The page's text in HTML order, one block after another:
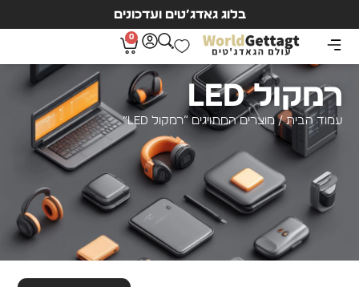
בלוג גאדג’טים ועדכונים
0
רמקול LED
עמוד הבית/ מוצרים המתויגים “רמקול LED”